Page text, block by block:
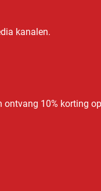
kanalen.
ontvang 10% korting op